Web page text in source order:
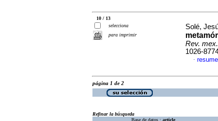
10 / 13
selecciona
para imprimir
Solé,
Rev.
1026-
·
página 1 de 2
Refinar la búsqueda